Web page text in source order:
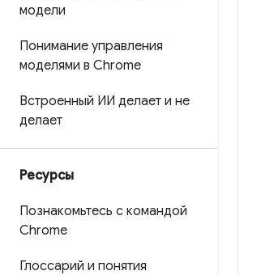
модели
Понимание управления
моделями в Chrome
Встроенный ИИ делает и не
делает
Ресурсы
Познакомьтесь с командой
Chrome
Глоссарий и понятия